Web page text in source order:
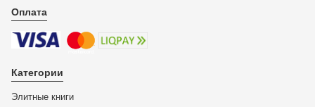
Оплата
Категории
Элитные книги